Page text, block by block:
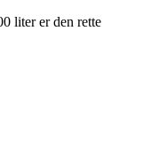
liter er den rette